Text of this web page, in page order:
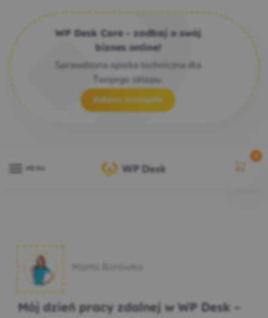
WP Desk Care - zadbaj o swój
biznes online!
Sprawdzona opieka techniczna dla
Twojego sklepu.
Zobacz szczegóły
Mój dzień pracy zdalnej w WP Desk –